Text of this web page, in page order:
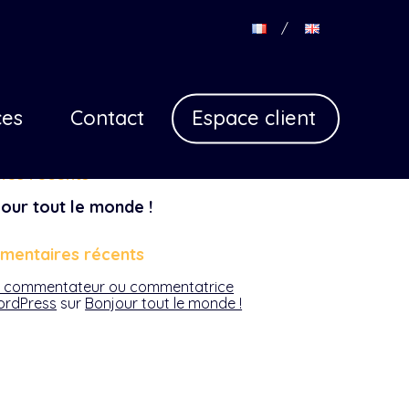
Contact Espace client
Rechercher
récents
tout le monde !
récents
commentateur ou commentatrice
sur Bonjour tout le monde !